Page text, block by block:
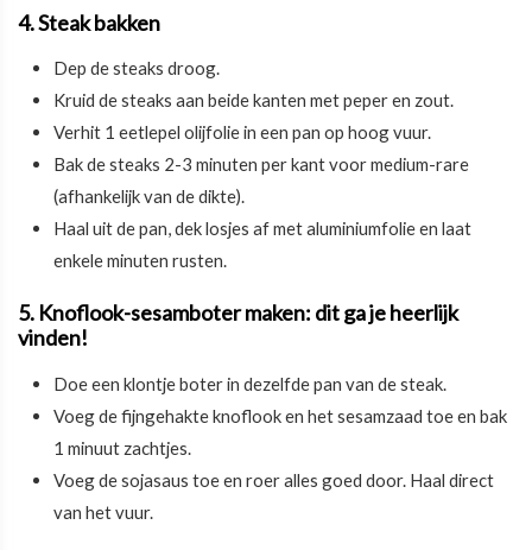
4. Steak bakken
Dep de steaks droog.
Kruid de steaks aan beide kanten met peper en zout.
Verhit 1 eetlepel olijfolie in een pan op hoog vuur.
Bak de steaks 2-3 minuten per kant voor medium-rare
(afhankelijk van de dikte).
Haal uit de pan, dek losjes af met aluminiumfolie en laat
enkele minuten rusten.
5. Knoflook-sesamboter maken: dit ga je heerlijk
vinden!
Doe een klontje boter in dezelfde pan van de steak.
Voeg de fijngehakte knoflook en het sesamzaad toe en bak
1 minuut zachtjes.
Voeg de sojasaus toe en roer alles goed door. Haal direct
van het vuur.